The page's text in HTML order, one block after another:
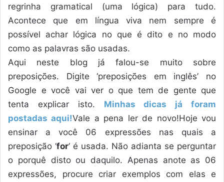
regrinha gramatical (uma lógica) para tudo.
Acontece que em língua viva nem sempre é
possível achar lógica no que é dito e no modo
como as palavras são usadas.
Aqui neste blog já falou-se muito sobre
preposições. Digite ‘preposições em inglês’ no
Google e você vai ver o que tem de gente que
tenta explicar isto. Minhas dicas já foram
postadas aqui!Vale a pena ler de novo!Hoje vou
ensinar a você 06 expressões nas quais a
preposição ‘for‘ é usada. Não adianta se perguntar
o porquê disto ou daquilo. Apenas anote as 06
expressões, procure criar exemplos com elas e